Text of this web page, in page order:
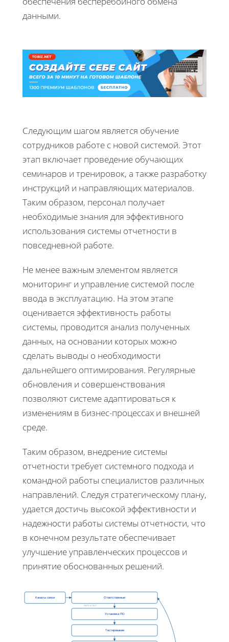
данными.
Следующим шагом является обучение
сотрудников работе с новой системой. Этот
этап включает проведение обучающих
семинаров и тренировок, а также разработку
инструкций и направляющих материалов.
Таким образом, персонал получает
необходимые знания для эффективного
использования системы отчетности в
повседневной работе.
Не менее важным элементом является
мониторинг и управление системой после
ввода в эксплуатацию. На этом этапе
оценивается эффективность работы
системы, проводится анализ полученных
данных, на основании которых можно
сделать выводы о необходимости
дальнейшего оптимирования. Регулярные
обновления и совершенствования
позволяют системе адаптироваться к
изменениям в бизнес-процессах и внешней
среде.
Таким образом, внедрение системы
отчетности требует системного подхода и
командной работы специалистов различных
направлений. Следуя стратегическому плану,
удается достичь высокой эффективности и
надежности работы системы отчетности, что
в конечном результате обеспечивает
улучшение управленческих процессов и
принятие обоснованных решений.
Ответственные
Установка ПО
Тестирование
Каналы связи
Авто и тест